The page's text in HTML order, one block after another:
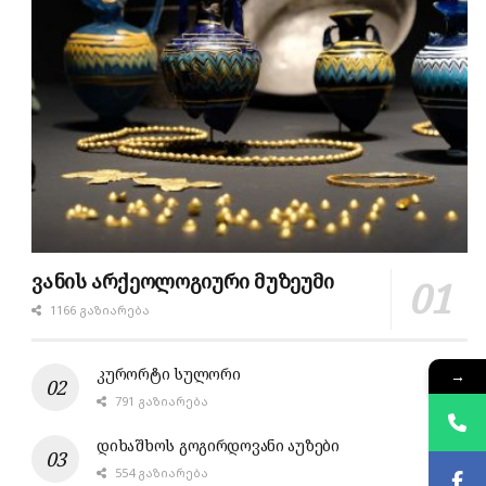
ვანის არქეოლოგიური მუზეუმი
1166 ᲒᲐᲖᲘᲐᲠᲔᲑᲐ
კურორტი სულორი
791 ᲒᲐᲖᲘᲐᲠᲔᲑᲐ
დიხაშხოს გოგირდოვანი აუზები
554 ᲒᲐᲖᲘᲐᲠᲔᲑᲐ
→